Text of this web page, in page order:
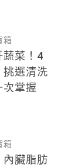
箱
蔬菜！4
挑選清洗
次掌握
箱
內臟脂肪